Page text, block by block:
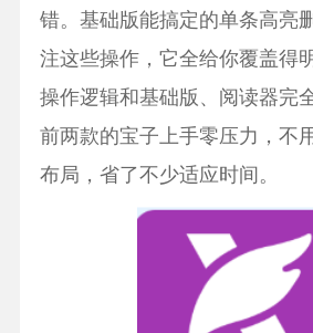
错。基础版能搞定的单条高亮
注这些操作，它全给你覆盖得
操作逻辑和基础版、阅读器完
前两款的宝子上手零压力，不
布局，省了不少适应时间。